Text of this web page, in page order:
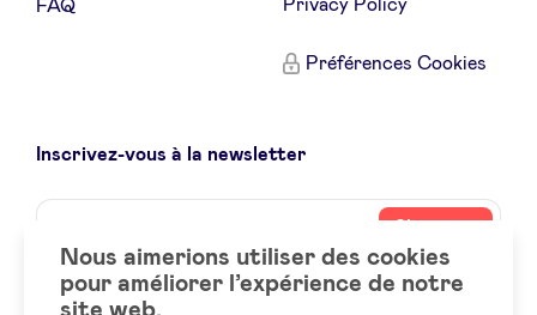
FAQ Privacy Policy
Préférences Cookies
Inscrivez-vous à la newsletter
Name
Votre
email
Nous aimerions utiliser des cookies
pour améliorer l’expérience de notre
site web.